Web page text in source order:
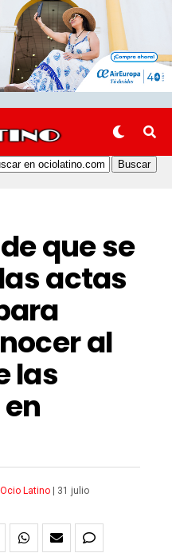
que se
actas
al
las
Latino|
31 julio